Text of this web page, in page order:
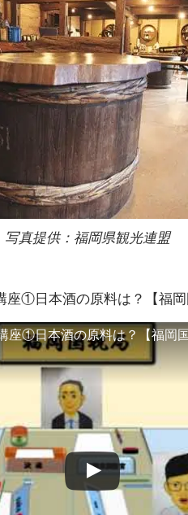
写真提供：福岡県観光連盟
座①日本酒の原料は？【福
座①日本酒の原料は？【福岡国